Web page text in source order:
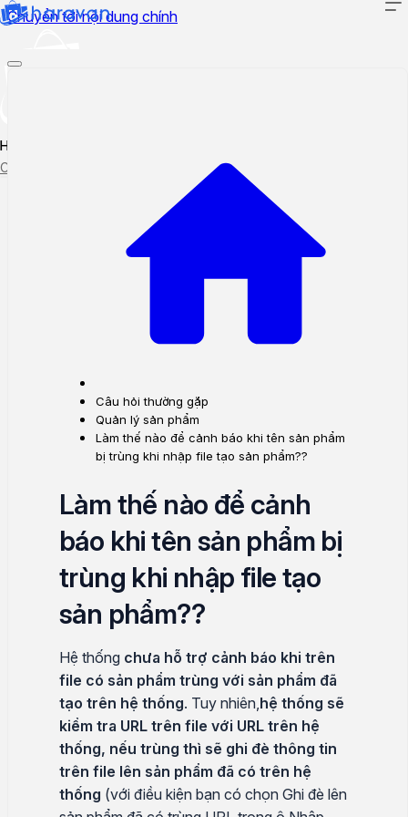
Chuyển tới nội dung chính
Hướng dẫn sử dụng
Cập nhật tính năng mới
Theo dõi ticket
Câu hỏi thường gặp
Quản lý sản phẩm
Làm thế nào để cảnh báo khi tên sản phẩm
bị trùng khi nhập file tạo sản phẩm??
Làm thế nào để cảnh
báo khi tên sản phẩm bị
trùng khi nhập file tạo
sản phẩm??
Hệ thống chưa hỗ trợ cảnh báo khi trên
file có sản phẩm trùng với sản phẩm đã
tạo trên hệ thống. Tuy nhiên,hệ thống sẽ
kiểm tra URL trên file với URL trên hệ
thống, nếu trùng thì sẽ ghi đè thông tin
trên file lên sản phẩm đã có trên hệ
thống (với điều kiện bạn có chọn Ghi đè lên